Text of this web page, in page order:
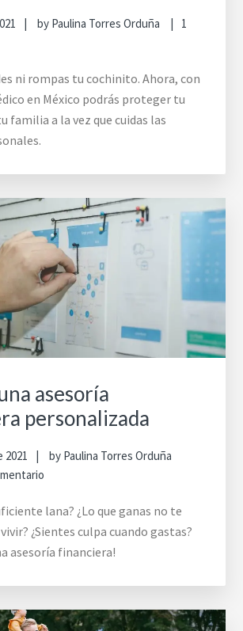
by Paulina Torres Orduña
1
ni rompas tu cochinito. Ahora, con
en México podrás proteger tu
familia a la vez que cuidas las
asesoría
personalizada
2021 by Paulina Torres Orduña
lana? ¿Lo que ganas no te
¿Sientes culpa cuando gastas?
asesoría financiera!